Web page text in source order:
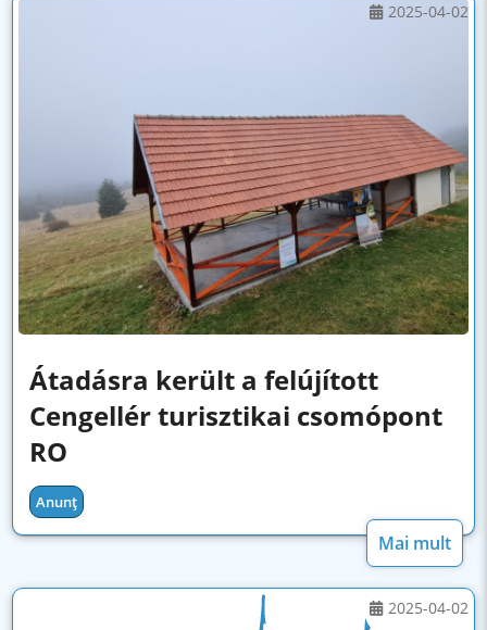
Átadásra került a felújított
Cengellér turisztikai csomópont
RO
2025-04-02
Mai mult
Anunț
2025-04-02